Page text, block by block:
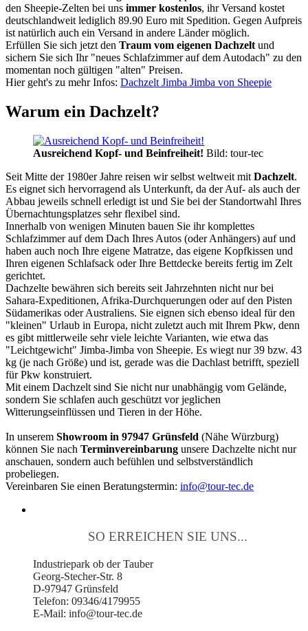
den Sheepie-Zelten bei uns immer kostenlos, ihr Versand kostet
deutschlandweit lediglich 89.90 Euro mit Spedition. Gegen Aufpreis
ist natürlich auch ein Versand in andere Länder möglich.
Erfüllen Sie sich jetzt den Traum vom eigenen Dachzelt und
sichern Sie sich Ihr "neues Schlafzimmer auf dem Autodach" zu den
momentan noch gültigen "alten" Preisen.
Hier geht's zu mehr Infos: Dachzelt Jimba Jimba von Sheepie
Warum ein Dachzelt?
Ausreichend Kopf- und Beinfreiheit! Bild: tour-tec
Seit Mitte der 1980er Jahre reisen wir selbst weltweit mit Dachzelt.
Es eignet sich hervorragend als Unterkunft, da der Auf- als auch der
Abbau jeweils schnell erledigt ist und Sie bei der Standortwahl Ihres
Übernachtungsplatzes sehr flexibel sind.
Innerhalb von wenigen Minuten bauen Sie ihr komplettes
Schlafzimmer auf dem Dach Ihres Autos (oder Anhängers) auf und
haben auch noch Ihre eigene Matratze, das eigene Kopfkissen und
Ihren eigenen Schlafsack oder Ihre Bettdecke bereits fertig im Zelt
gerichtet.
Dachzelte bewähren sich bereits seit Jahrzehnten nicht nur bei
Sahara-Expeditionen, Afrika-Durchquerungen oder auf den Pisten
Südamerikas oder Australiens. Sie eignen sich ebenso ideal für den
"kleinen" Urlaub in Europa, nicht zuletzt auch mit Ihrem Pkw, denn
es gibt mittlerweile sehr viele leichte Varianten, wie etwa das
"Leichtgewicht" Jimba-Jimba von Sheepie. Es wiegt nur 39 bzw. 43
kg (je nach Größe) und ist, gerade was die Dachlast betrifft, speziell
für Pkw konstruiert.
Mit einem Dachzelt sind Sie nicht nur unabhängig vom Gelände,
sondern Sie schlafen auch geschützt vor jeglichen
Witterungseinflüssen und Tieren in der Höhe.
In unserem Showroom in 97947 Grünsfeld (Nähe Würzburg)
können Sie nach Terminvereinbarung unsere Dachzelte nicht nur
anschauen, sondern auch befühlen und selbstverständlich
probeliegen.
Vereinbaren Sie einen Beratungstermin: info@tour-tec.de
SO ERREICHEN SIE UNS...
Industriepark ob der Tauber
Georg-Stecher-Str. 8
D-97947 Grünsfeld
Telefon: 09346/4179955
E-Mail: info@tour-tec.de